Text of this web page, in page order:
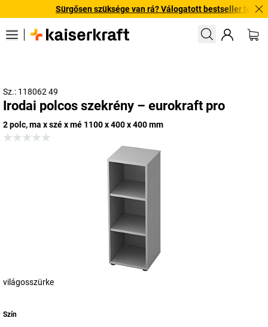
Sürgősen szüksége van rá? Válogatott bestseller
Sz.: 118062 49
Irodai polcos szekrény – eurokraft pro
2 polc, ma x szé x mé 1100 x 400 x 400 mm
világosszürke
Szín